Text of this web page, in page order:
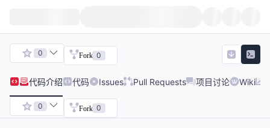
0 Fork 0
代码介绍 代码 Issues Pull Requests 项目讨论 Wiki
0 Fork 0